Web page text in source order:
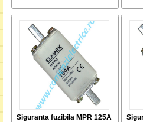
Siguranta fuzibila MPR 125A